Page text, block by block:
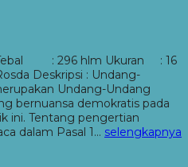
: 296 hlm Ukuran : 16
Deskripsi : Undang-
Undang-Undang
bernuansa demokratis pada
ini. Tentang pengertian
dalam Pasal 1… selengkapnya